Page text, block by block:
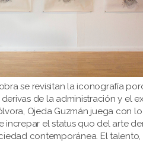
se revisitan la iconografía
de la administración y el
Ojeda Guzmán juega con
increpar el status quo del arte
contemporánea. El